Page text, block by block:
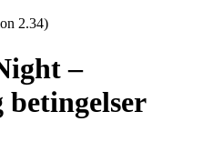
2.34)
–